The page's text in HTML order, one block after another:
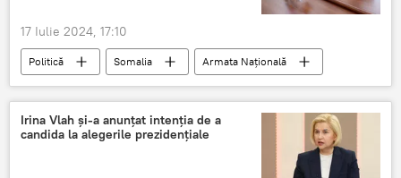
17 Iulie 2024, 17:10
Politică Somalia
Armata Națională
UE
Irina Vlah și-a anunțat intenția de a
candida la alegerile prezidențiale